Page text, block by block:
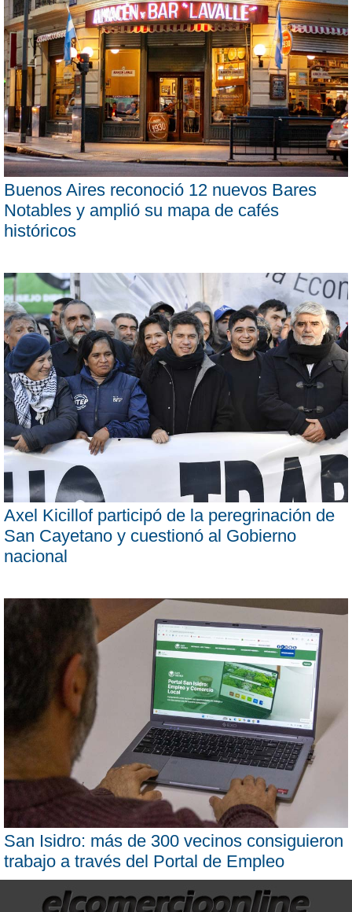
Buenos Aires reconoció 12 nuevos Bares
Notables y amplió su mapa de cafés
históricos
Axel Kicillof participó de la peregrinación de
San Cayetano y cuestionó al Gobierno
nacional
San Isidro: más de 300 vecinos consiguieron
trabajo a través del Portal de Empleo